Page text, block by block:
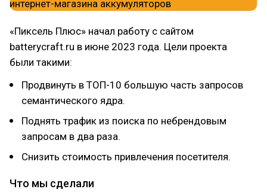
«Пиксель Плюс» начал работу с сайтом
batterycraft.ru в июне 2023 года. Цели проекта
были такими:
Продвинуть в ТОП-10 большую часть запросов
семантического ядра.
Поднять трафик из поиска по небрендовым
запросам в два раза.
Снизить стоимость привлечения посетителя.
Что мы сделали